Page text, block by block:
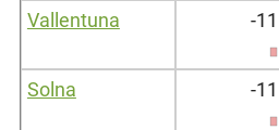
Vallentuna -11
Solna -11